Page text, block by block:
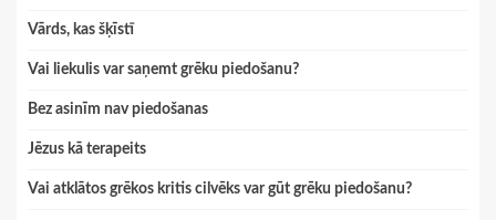
Vārds, kas šķīstī
Vai liekulis var saņemt grēku piedošanu?
Bez asinīm nav piedošanas
Jēzus kā terapeits
Vai atklātos grēkos kritis cilvēks var gūt grēku piedošanu?